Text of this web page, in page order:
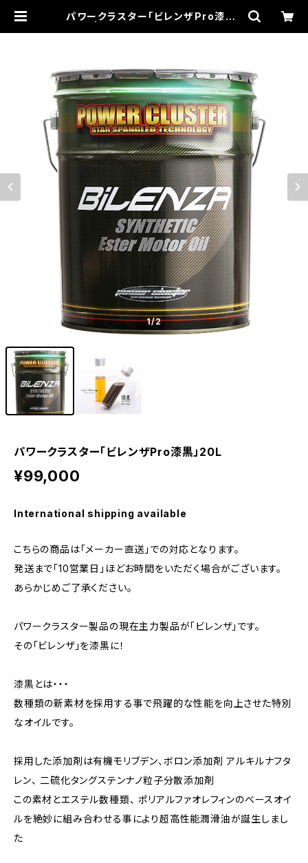
パワークラスター「ビレンザPro漆黒」
1/2
パワークラスター「ビレンザPro漆黒」20L
¥99,000
International shipping available
こちらの商品は「メーカー直送」での対応となります。
発送まで「10営業日」ほどお時間をいただく場合がございます。
あらかじめご了承ください。
パワークラスター製品の現在主力製品が「ビレンザ」です。
その「ビレンザ」を漆黒に！
漆黒とは・・・
数種類の新素材を採用する事で飛躍的な性能を向上させた特別
なオイルです。
採用した添加剤は有機モリブデン、ボロン添加剤 アルキルナフタ
レン、 二硫化タングステンナノ粒子分散添加剤
この素材とエステル数種類、 ポリアルファオレフィンのベースオイ
ルを絶妙に組み合わせる事により超高性能潤滑油が誕生しまし
た